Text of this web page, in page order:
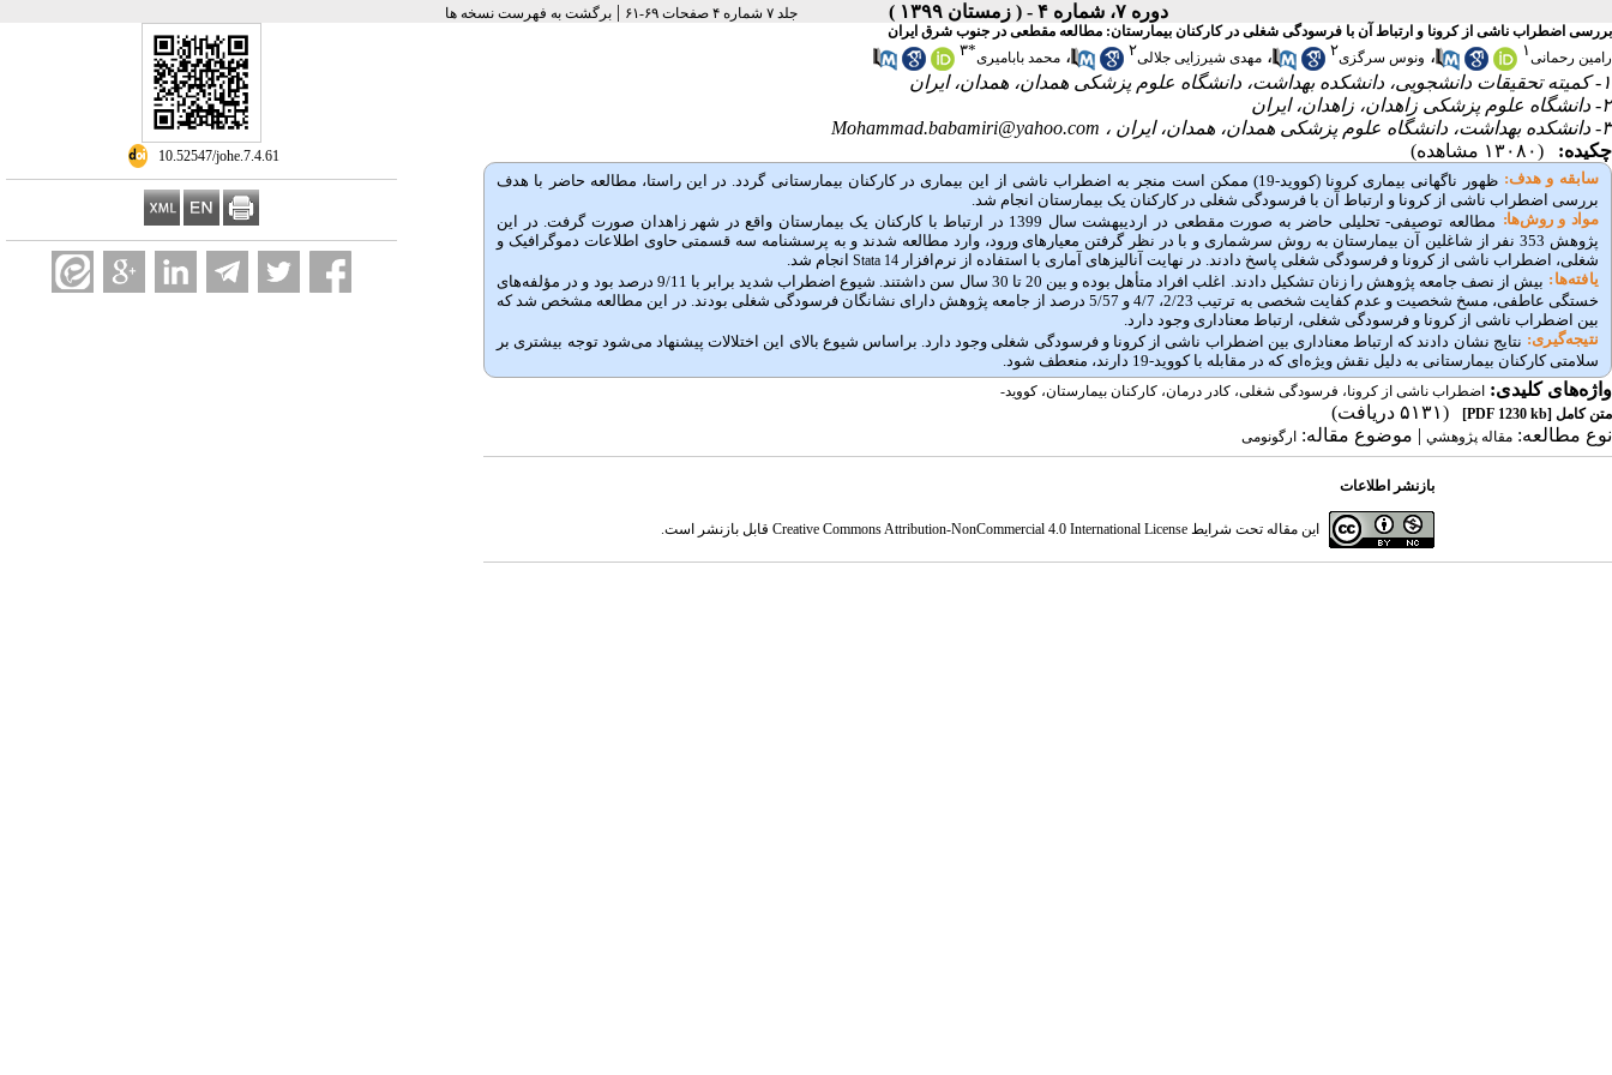
دوره ۷، شماره ۴ - ( زمستان ۱۳۹۹ ) جلد ۷ شماره ۴ صفحات ۶۹-۶۱ |برگشت به فهرست نسخه ها
‎ 10.52547/johe.7.4.61
بررسی اضطراب ناشی از کرونا و ارتباط آن با فرسودگی شغلی در کارکنان بیمارستان: مطالعه مقطعی در جنوب شرق ایران
رامین رحمانی۱ ، ونوس سرگزی۲ ، مهدی شیرزایی جلالی۲ ، محمد بابامیری*۳
۱- کمیته تحقیقات دانشجویی، دانشکده بهداشت، دانشگاه علوم پزشکی همدان، همدان، ایران
۲- دانشگاه علوم پزشکی زاهدان، زاهدان، ایران
۳- دانشکده بهداشت، دانشگاه علوم پزشکی همدان، همدان، ایران ،
Mohammad.babamiri@yahoo.com
چکیده:
(۱۳۰۸۰ مشاهده)
سابقه و هدف:
ظهور ناگهانی بیماری کرونا (کووید-19) ممکن است منجر به اضطراب ناشی از این بیماری در کارکنان بیمارستانی گردد. در این راستا، مطالعه حاضر با هدف
بررسی اضطراب ناشی از کرونا و ارتباط آن با فرسودگی شغلی در کارکنان یک بیمارستان انجام شد.
مواد و روش‌‌ها:
مطالعه توصیفی- تحلیلی حاضر به صورت مقطعی در اردیبهشت سال 1399 در ارتباط با کارکنان یک بیمارستان واقع در شهر زاهدان صورت گرفت. در این
پژوهش 353 نفر از شاغلین آن بیمارستان به روش سرشماری و با در نظر گرفتن معیارهای ورود، وارد مطالعه شدند و به پرسشنامه سه قسمتی حاوی اطلاعات دموگرافیک و
شغلی، اضطراب ناشی از کرونا و فرسودگی شغلی پاسخ دادند. در نهایت آنالیزهای آماری با استفاده از نرمافزار Stata 14 انجام شد.
یافته‌ها: بیش از نصف جامعه پژوهش را زنان تشکیل دادند. اغلب افراد متأهل بوده و بین 20 تا 30 سال سن داشتند. شیوع اضطراب شدید برابر با 9/11 درصد بود و در مؤلفه
های
خستگی عاطفی، مسخ شخصیت و عدم کفایت شخصی به ترتیب 2/23، 4/7 و 5/57 درصد از جامعه پژوهش دارای نشانگان فرسودگی شغلی بودند. در این مطالعه مشخص شد که
بین اضطراب ناشی از کرونا و فرسودگی شغلی، ارتباط معناداری وجود دارد.
نتیجه‌گیری: نتایج نشان دادند که ارتباط معناداری بین اضطراب ناشی از کرونا و فرسودگی شغلی وجود دارد. براساس شیوع بالای این اختلالات پیشنهاد میشود توجه بیشتری بر
سلامتی کارکنان بیمارستانی به دلیل نقش ویژهای که در مقابله با کووید-19 دارند، منعطف شود.
واژه‌های کلیدی: اضطراب ناشی از کرونا، فرسودگی شغلی، کادر درمان، کارکنان بیمارستان، کووید-
متن کامل [PDF 1230 kb]
(۵۱۳۱ دریافت)
نوع مطالعه: مقاله پژوهشي | موضوع مقاله: ارگونومی
بازنشر اطلاعات
این مقاله تحت شرایط Creative Commons Attribution-NonCommercial 4.0 International Licenseقابل بازنشر است.